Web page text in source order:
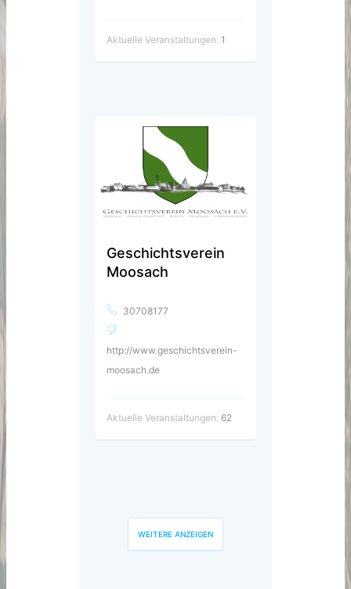
Aktuelle Veranstaltungen: 1
Geschichtsverein
Moosach
30708177
http://www.geschichtsverein-
moosach.de
Aktuelle Veranstaltungen: 62
WEITERE ANZEIGEN